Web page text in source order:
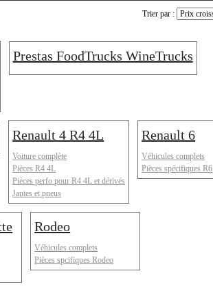
Trier par :
Prestas FoodTrucks WineTrucks
Renault 4 R4 4L
Voiture complète
Pièces R4 4L
Pièces perfo pour R4 4L et dérivés
Jantes et pneus
Renault 6
Véhicules complets
Pièces spécifiques R6
Rodeo
Véhicules complets
Pièces spcifiques Rodeo